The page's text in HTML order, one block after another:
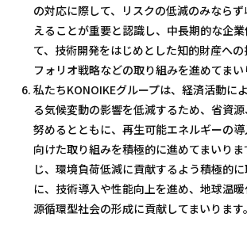
の対応に際して、リスクの低減のみなら
えることが重要と認識し、中長期的な企
て、技術開発をはじめとした知的財産へ
フォリオ戦略などの取り組みを進めてまい
私たちKONOIKEグループは、経済活動に
る気候変動の影響を低減するため、省資
努めるとともに、再生可能エネルギーの
向けた取り組みを積極的に進めてまいり
じ、環境負荷低減に貢献するよう積極的
に、技術導入や性能向上を進め、地球温
源循環型社会の形成に貢献してまいります。